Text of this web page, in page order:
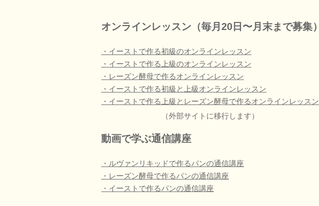
オンラインレッスン（毎月20日〜月末まで募集）
・イーストで作る初級のオンラインレッスン
・イーストで作る上級のオンラインレッスン
・レーズン酵母で作るオンラインレッスン
・イーストで作る初級と上級オンラインレッスン
・イーストで作る上級とレーズン酵母で作るオンラインレッスン
（外部サイトに移行します）
動画で学ぶ通信講座
・ルヴァンリキッドで作るパンの通信講座
・レーズン酵母で作るパンの通信講座
・イーストで作るパンの通信講座